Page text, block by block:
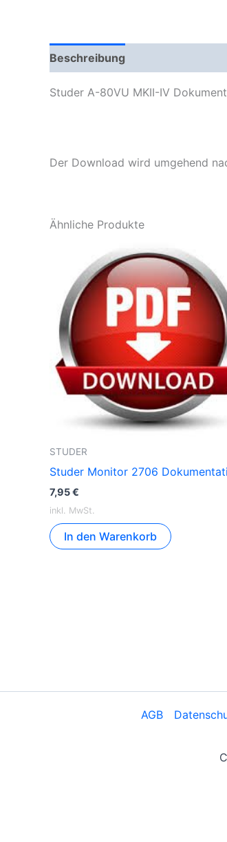
Beschreibung
Studer A-80VU MKII-IV
Der Download wird umgehend
Ähnliche Produkte
STUDER
Studer Monitor 2706
7,95€
inkl. MwSt.
In den Warenkorb
AGB